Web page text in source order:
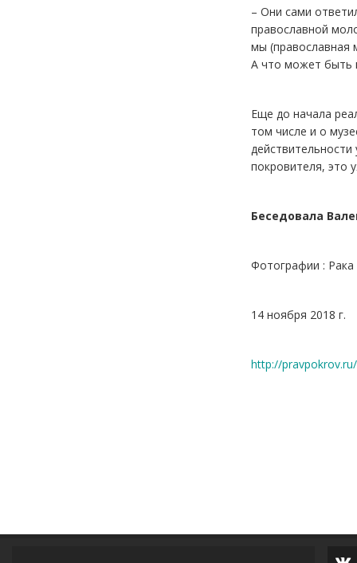
– Они сами
православной
мы (православная
А что может быть
Еще до начала
том числе и о
покровителя, это
Беседовала
Фотографии :
14 ноября 2018 г.
http://